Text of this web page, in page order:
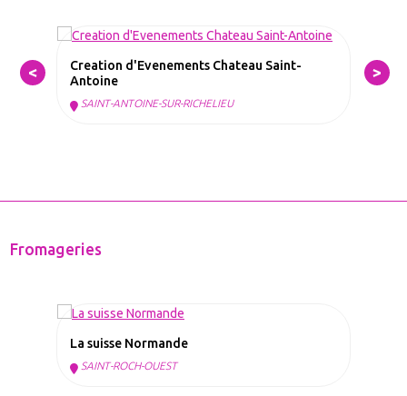
Creation d'Evenements Chateau Saint-
Antoine
SAINT-ANTOINE-SUR-RICHELIEU
Fromageries
La suisse Normande
SAINT-ROCH-OUEST